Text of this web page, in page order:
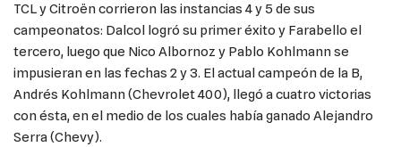
TCL y Citroën corrieron las instancias 4 y 5 de sus
campeonatos: Dalcol logró su primer éxito y Farabello el
tercero, luego que Nico Albornoz y Pablo Kohlmann se
impusieran en las fechas 2 y 3. El actual campeón de la B,
Andrés Kohlmann (Chevrolet 400), llegó a cuatro victorias
con ésta, en el medio de los cuales había ganado Alejandro
Serra (Chevy).